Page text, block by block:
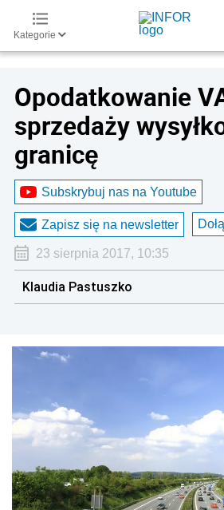
Kategorie
Opodatkowanie
sprzedaży
granicę
Subskrybuj nas na Youtube
Zapisz się na newsletter
23 sierpnia 2017, 10:35
Klaudia Pastuszko